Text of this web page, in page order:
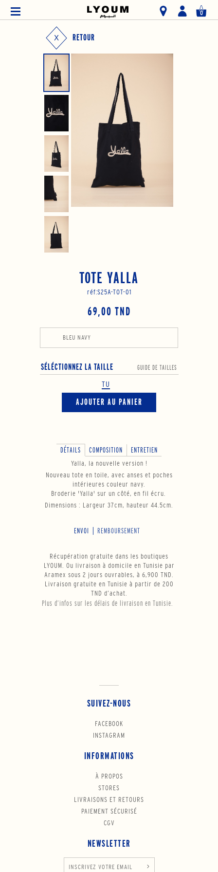
0
RETOUR
TOTE YALLA
réf:S25A-TOT-01
69,00 TND
BLEU NAVY
SÉLÉCTIONNEZ LA TAILLE GUIDE DE TAILLES
TU
AJOUTER AU PANIER
DÉTAILS COMPOSITION
ENTRETIEN
Yalla, la nouvelle version !
Nouveau tote en toile, avec anses et poches
intérieures couleur navy.
Broderie 'Yalla' sur un côté, en fil écru.
Dimensions : Largeur 37cm, hauteur 44.5cm.
ENVOI REMBOURSEMENT
Récupération gratuite dans les boutiques
LYOUM. Ou livraison à domicile en Tunisie par
Aramex sous 2 jours ouvrables, à 6,900 TND.
Livraison gratuite en Tunisie à partir de 200
TND d’achat.
Plus d’infos sur les délais de livraison en Tunisie.
SUIVEZ-NOUS
FACEBOOK
INSTAGRAM
INFORMATIONS
À PROPOS
STORES
LIVRAISONS ET RETOURS
PAIEMENT SÉCURISÉ
CGV
NEWSLETTER